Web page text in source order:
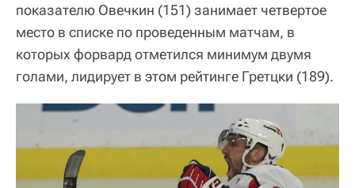
показателю Овечкин (151) занимает четвертое
место в списке по проведенным матчам, в
которых форвард отметился минимум двумя
голами, лидирует в этом рейтинге Гретцки (189).